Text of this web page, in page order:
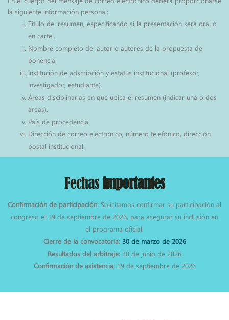
la siguiente información personal:
Título del resumen, especificando si la presentación será oral o
en cartel.
Nombre completo del autor o autores de la propuesta de
ponencia.
Institución de adscripción y estatus institucional (profesor,
investigador, estudiante).
Áreas disciplinarias en que ubica el resumen (indicar una o dos
áreas).
País de procedencia
Dirección de correo electrónico, número telefónico, dirección
postal institucional.
Fechasimportantes
Confirmación de participación: Solicitamos confirmar su participación al
congreso el 19 de septiembre de 2026, para asegurar su inclusión en
el programa oficial.
Cierre de la convocatoria: 30 de marzo de 2026
Resultados del arbitraje: 30 de junio de 2026
Confirmación de asistencia:19 de septiembre de 2026